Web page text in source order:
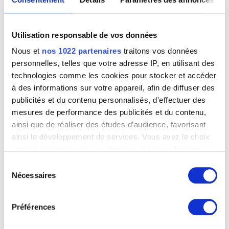
Utilisation responsable de vos données
Nous et nos 1022 partenaires traitons vos données
personnelles, telles que votre adresse IP, en utilisant des
technologies comme les cookies pour stocker et accéder
à des informations sur votre appareil, afin de diffuser des
publicités et du contenu personnalisés, d'effectuer des
mesures de performance des publicités et du contenu,
ainsi que de réaliser des études d’audience, favorisant
ainsi le développement de services. Vous avez le choix
tout moment en consultant la Déclaration relative aux
cookies ou en cliquant sur l'icône de confidentialité.
Si vous le permettez, nous aimerions également :
Nécessaires
Préférences
George Morren